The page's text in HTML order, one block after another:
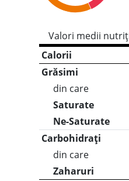
Valori medii
Calorii
Grăsimi
din care
Saturate
Ne-Saturate
Carbohidrați
din care
Zaharuri